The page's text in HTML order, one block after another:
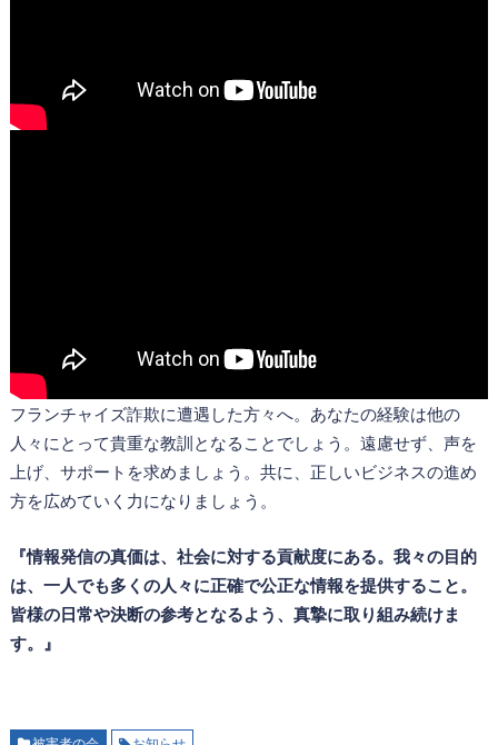
フランチャイズ詐欺に遭遇した方々へ。あなたの経験は他の
人々にとって貴重な教訓となることでしょう。遠慮せず、声を
上げ、サポートを求めましょう。共に、正しいビジネスの進め
方を広めていく力になりましょう。
『情報発信の真価は、社会に対する貢献度にある。我々の目的
は、一人でも多くの人々に正確で公正な情報を提供すること。
皆様の日常や決断の参考となるよう、真摯に取り組み続けま
す。』